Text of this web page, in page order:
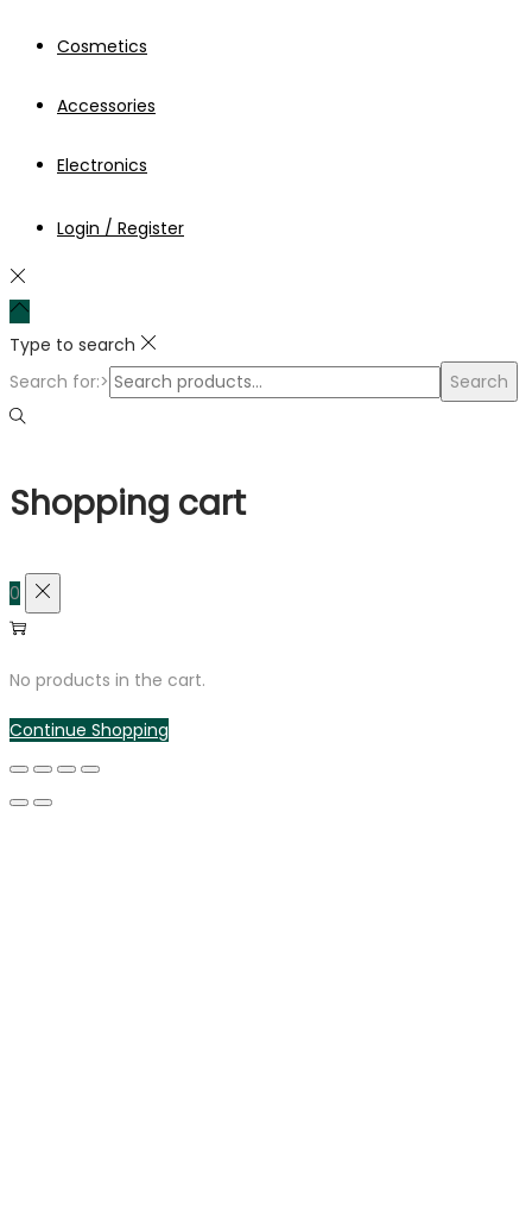
Cosmetics
Accessories
Electronics
Login / Register
Type to search
Search for:>
Search
Shopping cart
0
No products in the cart.
Continue Shopping